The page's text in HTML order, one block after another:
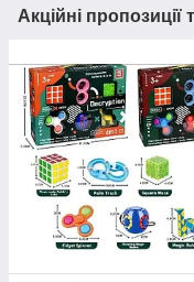
Акційні пропозиції